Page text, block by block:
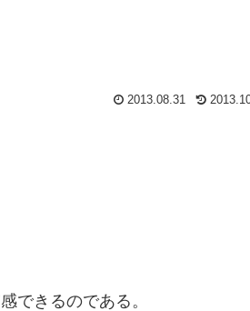
2013.08.31
できるのである。